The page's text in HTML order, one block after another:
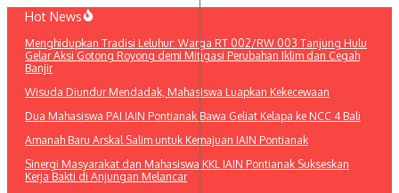
Lewati
konten
Hot News
Menghidupkan Tradisi Leluhur: Warga RT 002/RW 003 Tanjung Hulu
Gelar Aksi Gotong Royong demi Mitigasi Perubahan Iklim dan Cegah
Banjir
Wisuda Diundur Mendadak, Mahasiswa Luapkan Kekecewaan
Dua Mahasiswa PAI IAIN Pontianak Bawa Geliat Kelapa ke NCC 4 Bali
Amanah Baru Arskal Salim untuk Kemajuan IAIN Pontianak
Sinergi Masyarakat dan Mahasiswa KKL IAIN Pontianak Sukseskan
Kerja Bakti di Anjungan Melancar